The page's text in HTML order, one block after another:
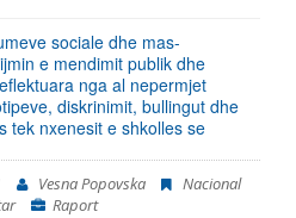
sociale dhe mas-
e mendimit publik dhe
nga al nepermjet
diskrinimit, bullingut dhe
tek nxenesit e shkolles se
Vesna Popovska
Nacional
Raport